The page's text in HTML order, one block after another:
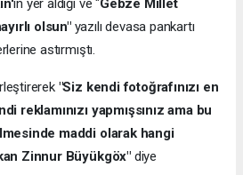
ın yer aldığı ve "Gebze Millet
olsun"yazılı devasa pankartı
astırmıştı.
"Siz kendi fotoğrafınızı en
reklamınızı yapmışsınız ama bu
maddi olarak hangi
Zinnur Büyükgöx" diye